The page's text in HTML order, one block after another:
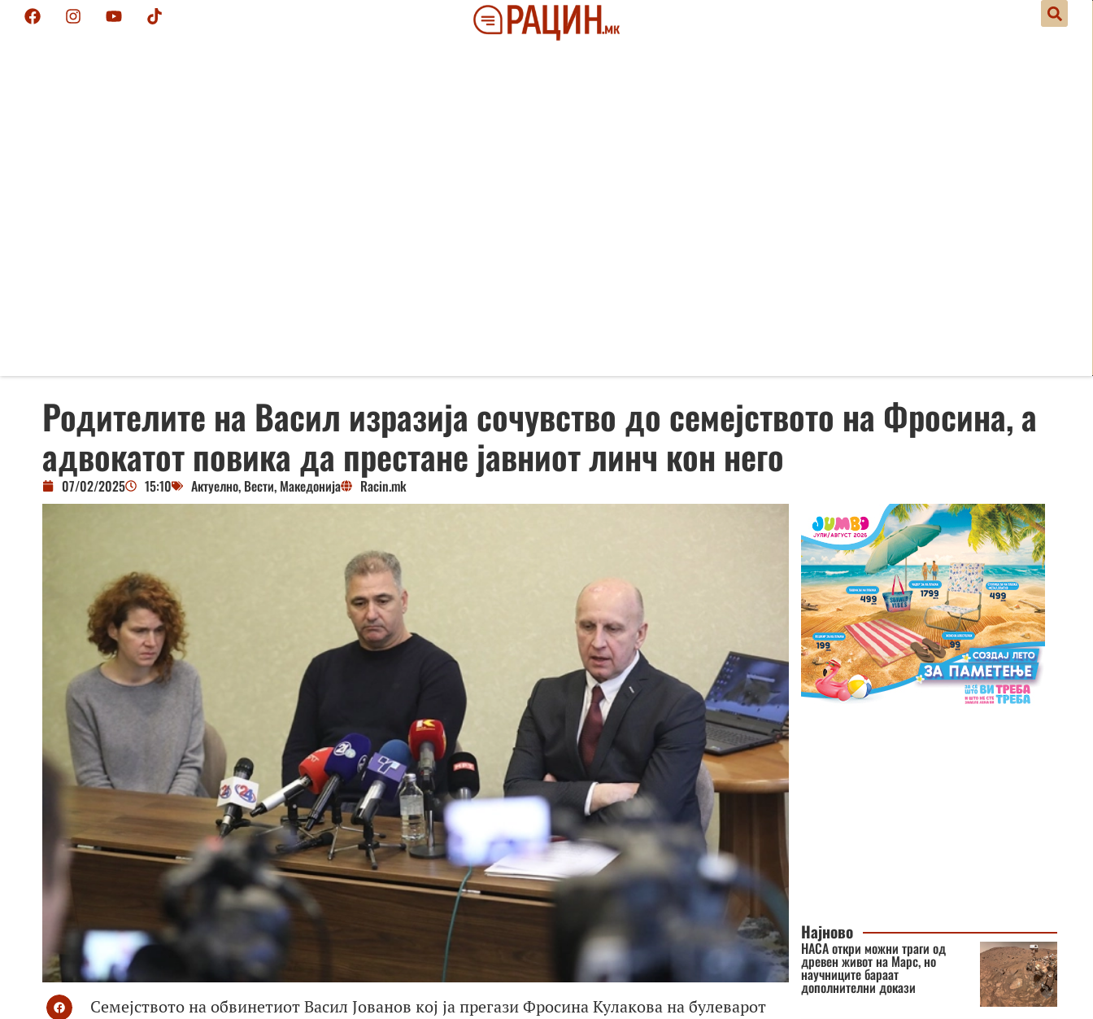
Родителите на Васил изразија сочувство до семејството на Фросина, а
адвокатот повика да престане јавниот линч кон него
07/02/2025 15:10 Актуелно, Вести, Македонија Racin.mk
Семејството на обвинетиот Васил Јованов кој ја прегази Фросина Кулакова на булеварот
Најново
НАСА откри можни траги од
древен живот на Марс, но
научниците бараат
дополнителни докази